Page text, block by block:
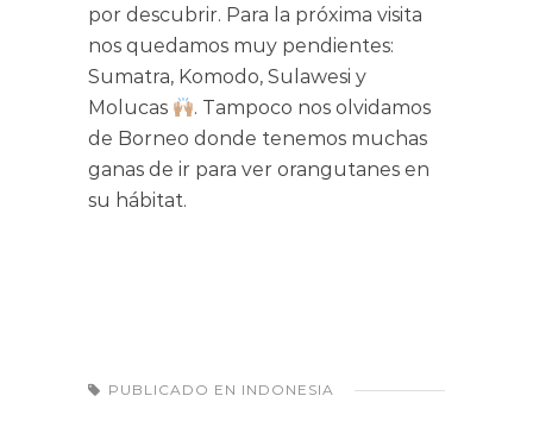
por descubrir. Para la próxima visita
nos quedamos muy pendientes:
Sumatra, Komodo, Sulawesi y
Molucas
. Tampoco nos olvidamos
de Borneo donde tenemos muchas
ganas de ir para ver orangutanes en
su hábitat.
PUBLICADO EN INDONESIA